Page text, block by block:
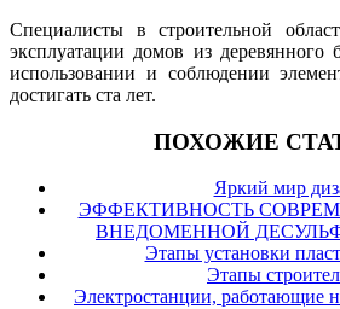
Специалисты в строительной
эксплуатации домов из
использовании и соблюдении
достигать ста лет.
ПОХОЖИЕ
Яркий мир
ЭФФЕКТИВНОСТЬ
ВНЕДОМЕННОЙ
Этапы установки
Этапы
Электростанции, работающие